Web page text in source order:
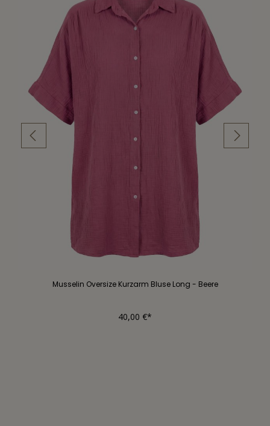
Musselin Oversize Kurzarm Bluse Long - Beere
40,00 €*